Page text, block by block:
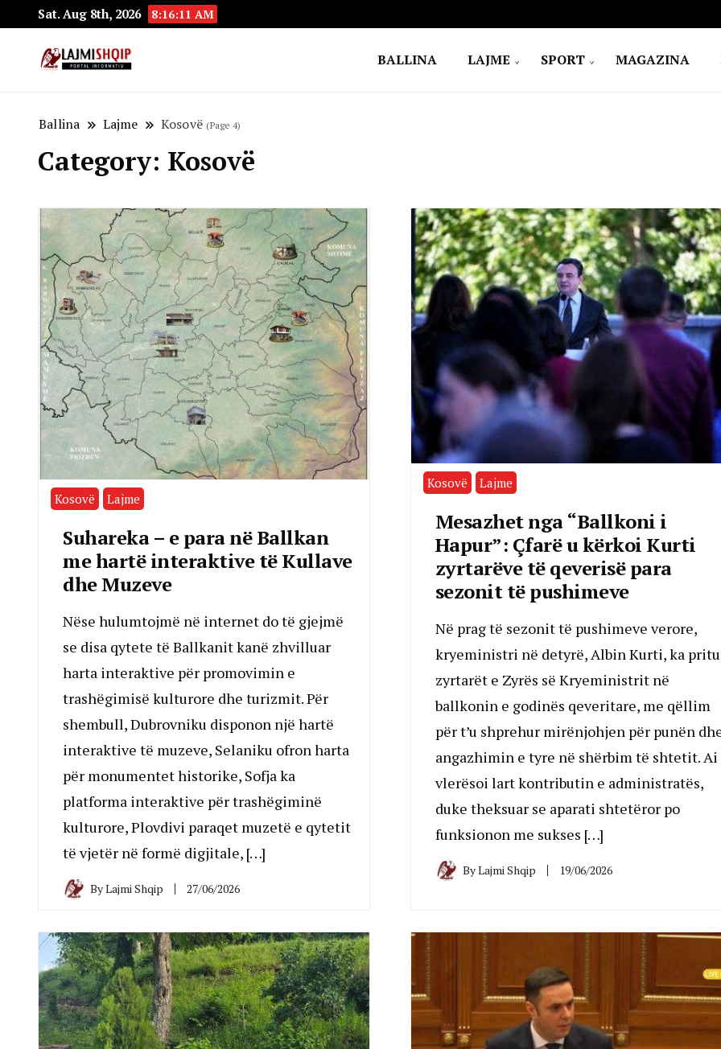
Sat. Aug 8th, 2026 8:16:13 AM
BALLINA LAJME SPORT MAGAZINA
Ballina Lajme Kosovë (Page 4)
Category: Kosovë
Kosovë Lajme
Suhareka – e para në Ballkan
me hartë interaktive të Kullave
dhe Muzeve
Nëse hulumtojmë në internet do të gjejmë
se disa qytete të Ballkanit kanë zhvilluar
harta interaktive për promovimin e
trashëgimisë kulturore dhe turizmit. Për
shembull, Dubrovniku disponon një hartë
interaktive të muzeve, Selaniku ofron harta
për monumentet historike, Sofja ka
platforma interaktive për trashëgiminë
kulturore, Plovdivi paraqet muzetë e qytetit
të vjetër në formë digjitale, […]
ByLajmi Shqip 27/06/2026
Kosovë Lajme
Mesazhet nga “Ballkoni i
Hapur”: Çfarë u kërkoi Kurti
zyrtarëve të qeverisë para
sezonit të pushimeve
Në prag të sezonit të pushimeve verore,
kryeministri në detyrë, Albin Kurti, ka
zyrtarët e Zyrës së Kryeministrit në
ballkonin e godinës qeveritare, me qëllim
për t’u shprehur mirënjohjen për punën
angazhimin e tyre në shërbim të shtetit. Ai
vlerësoi lart kontributin e administratës,
duke theksuar se aparati shtetëror po
funksionon me sukses […]
ByLajmi Shqip 19/06/2026